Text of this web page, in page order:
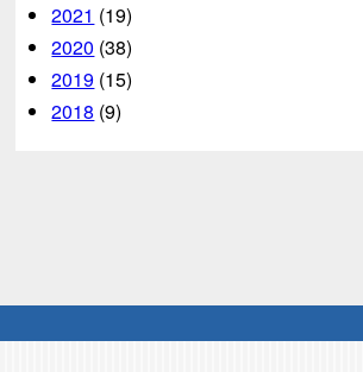
2021 (19)
2020 (38)
2019 (15)
2018 (9)